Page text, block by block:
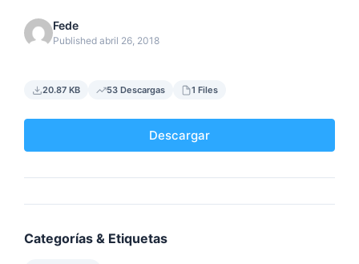
Fede
Published abril 26, 2018
20.87 KB 53 Descargas 1 Files
Descargar
Categorías & Etiquetas